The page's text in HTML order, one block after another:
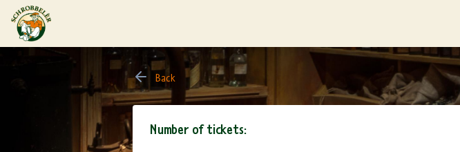
Back
Number of tickets: